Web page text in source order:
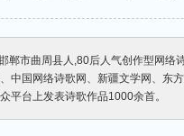
郸市曲周县人,80后人气创作型网络
中国网络诗歌网、新疆文学网、东
平台上发表诗歌作品1000余首。